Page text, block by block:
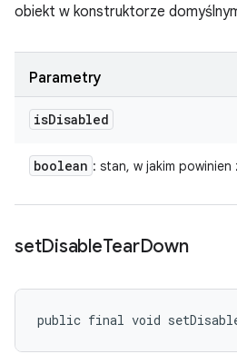
obiekt w konstruktorze
Parametry
isDisabled
boolean : stan, w jakim
setDisableTearDown
public final void